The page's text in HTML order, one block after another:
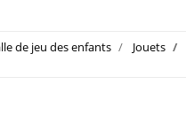
de jeu des enfants Jouets